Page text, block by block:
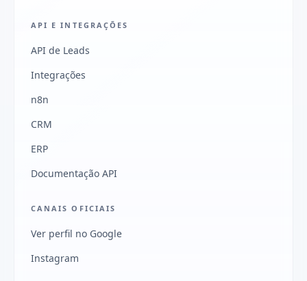
API E INTEGRAÇÕES
API de Leads
Integrações
n8n
CRM
ERP
Documentação API
CANAIS OFICIAIS
Ver perfil no Google
Instagram